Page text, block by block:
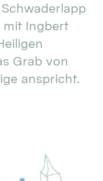
mit Ingbert
Grab von
anspricht.